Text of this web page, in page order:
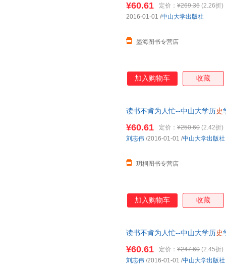
¥60.61 定价： ¥269.36 (2.26折)
墨海图书专营店
2016-01-01 /中山大学出版社
加入购物车 收藏
读书不肯为人忙--中山大学历 史
¥60.61 定价： ¥250.60 (2.42折)
玥桐图书专营店
刘志伟 /2016-01-01 /中山大学出版社
加入购物车 收藏
读书不肯为人忙--中山大学历 史
¥60.61 定价： ¥247.60 (2.45折)
刘志伟 /2016-01-01 /中山大学出版社